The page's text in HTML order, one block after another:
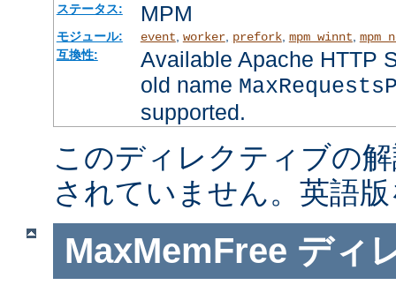
ステータス: MPM
モジュール: event worker, prefork, mpm_winnt
互換性:
Available Apache HTTP
old name
supported.
このディレクティブの
されていません。英語
MaxMemFree ディ